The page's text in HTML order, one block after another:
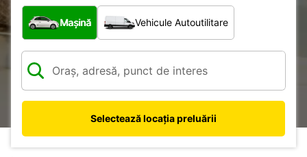
Ce tip de vehicul?
Mașină Vehicule Autoutilitare
Selectează locația preluării